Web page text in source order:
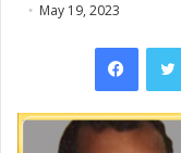
May 19, 2023